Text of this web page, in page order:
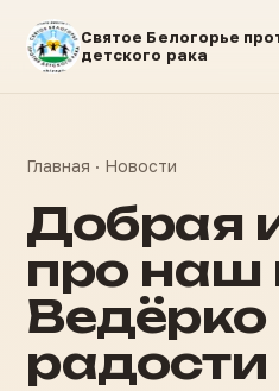
Святое Белогорье
детского рака
Главная · Новости
Добрая
про наш
Ведёрко
радости